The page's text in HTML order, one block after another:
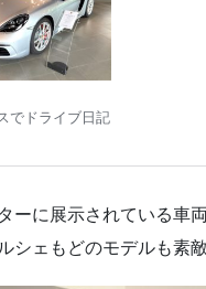
ーに展示されている車
シェもどのモデルも素敵